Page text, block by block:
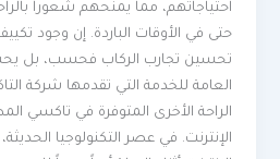
احتياجاتهم، مما يمنحهم شعوراً بالراحة
حتى في الأوقات الباردة. إن وجود
تحسين تجارب الركاب فحسب، بل
العامة للخدمة التي تقدمها شركة
الراحة الأخرى المتوفرة في تاكسي
الإنترنت. في عصر التكنولوجيا الحديثة،